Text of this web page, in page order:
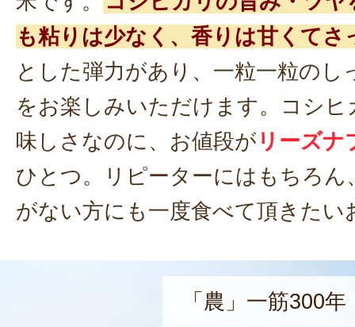
も粘りは少なく、香りは甘くてさ
とした弾力があり、一粒一粒のし
をお楽しみいただけます。コシ
味しさなのに、お値段が リーズナ
ひとつ。リピーターにはもちろん
がない方にも一度食べて頂きたい
「農」一筋300